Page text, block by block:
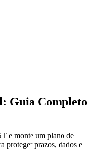
Guia Completo
e monte um plano de
proteger prazos, dados e